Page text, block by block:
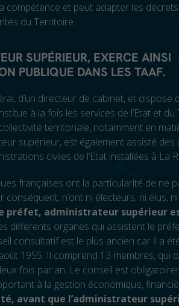
compétence et peut adapter les
du Territoire.
SUPÉRIEUR, EXERCE AINSI
PUBLIQUE DANS LES TAAF.
d’un directeur de cabinet, et dispose
à la fois les services de l’Etat et du
territoriale, notamment en
supérieur, est également assisté des
civiles de l’Etat installées à La
françaises ont la particularité de ne
n’ont ni électeurs, ni élus,
préfet, administrateur supérieur
différents organes qui assistent le
consultatif est le plus ancien car il a
1955. Il comprend 13 membres, qui
fois par an. Le conseil est
à la gestion économique,
avant que l’administrateur